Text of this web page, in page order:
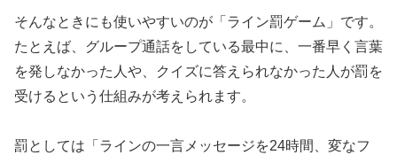
そんなときにも使いやすいのが「ライン罰ゲーム」です。
たとえば、グループ通話をしている最中に、一番早く言葉
を発しなかった人や、クイズに答えられなかった人が罰を
受けるという仕組みが考えられます。
罰としては「ラインの一言メッセージを24時間、変なフ